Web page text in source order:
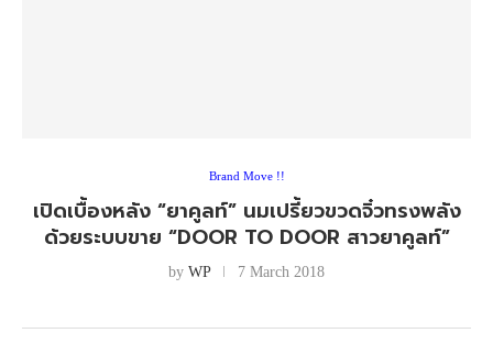
Brand Move !!
เปิดเบื้องหลัง “ยาคูลท์” นมเปรี้ยวขวดจิ๋วทรงพลัง
ด้วยระบบขาย “DOOR TO DOOR สาวยาคูลท์”
by WP 7 March 2018